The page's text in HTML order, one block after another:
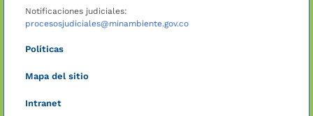
Notificaciones judiciales:
procesosjudiciales@minambiente.gov.co
Políticas
Mapa del sitio
Intranet